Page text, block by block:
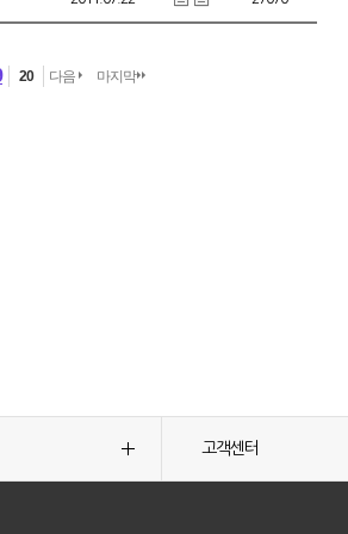
20 다음 마지막
고객센터